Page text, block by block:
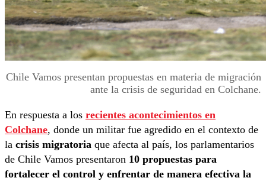
Chile Vamos presentan propuestas en materia de migración
ante la crisis de seguridad en Colchane.
En respuesta a los recientes acontecimientos en
Colchane, donde un militar fue agredido en el contexto de
la crisis migratoria que afecta al país, los parlamentarios
de Chile Vamos presentaron 10 propuestas para
fortalecer el control y enfrentar de manera efectiva la